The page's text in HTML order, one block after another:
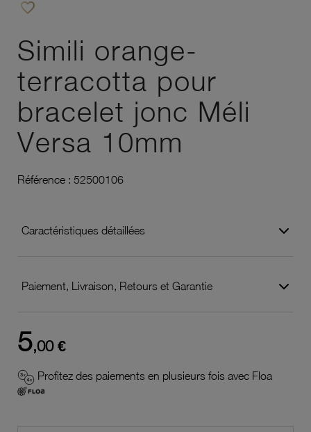
favorite_border
Simili orange-
terracotta pour
bracelet jonc Méli
Versa 10mm
Référence : 52500106
Caractéristiques détaillées
Paiement, Livraison, Retours et Garantie
5,00 €
Profitez des paiements en plusieurs fois avec Floa